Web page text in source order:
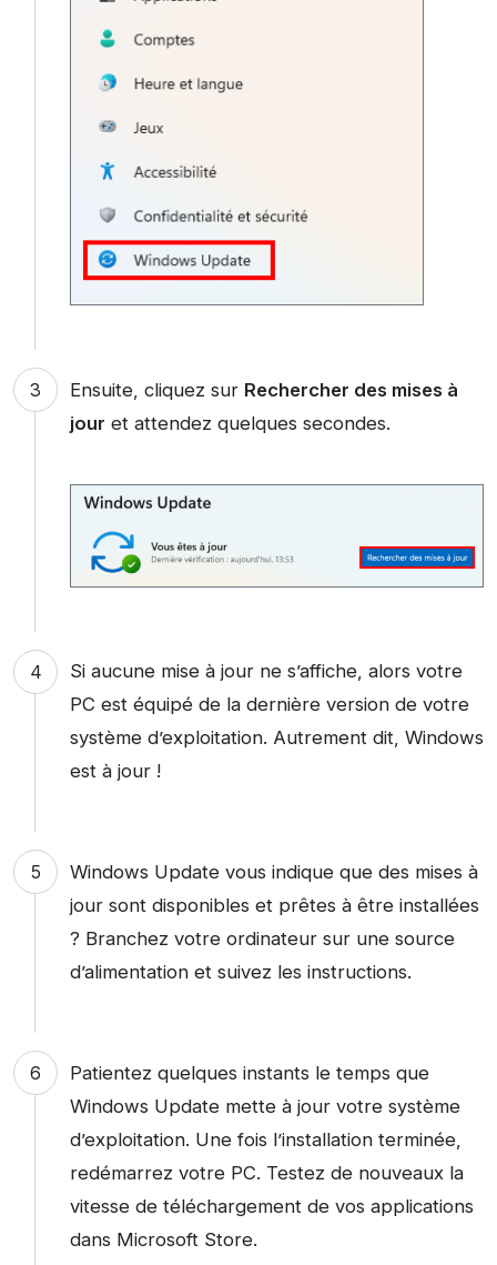
Ensuite, cliquez sur Rechercher des mises à
jour et attendez quelques secondes.
Si aucune mise à jour ne s’affiche, alors votre
PC est équipé de la dernière version de votre
système d’exploitation. Autrement dit, Windows
est à jour !
Windows Update vous indique que des mises à
jour sont disponibles et prêtes à être installées
? Branchez votre ordinateur sur une source
d’alimentation et suivez les instructions.
Patientez quelques instants le temps que
Windows Update mette à jour votre système
d’exploitation. Une fois l’installation terminée,
redémarrez votre PC. Testez de nouveaux la
vitesse de téléchargement de vos applications
dans Microsoft Store.